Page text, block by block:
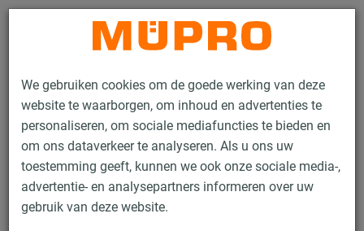
We gebruiken cookies om de goede werking van deze
website te waarborgen, om inhoud en advertenties te
personaliseren, om sociale mediafuncties te bieden en
om ons dataverkeer te analyseren. Als u ons uw
toestemming geeft, kunnen we ook onze sociale media-,
advertentie- en analysepartners informeren over uw
gebruik van deze website.
Contact
Producten Bevestigingstechniek
Ventilatiebevestiging
Installatierails voor luchtkanaalbevestiging
MPR Hamerkopbevestigers